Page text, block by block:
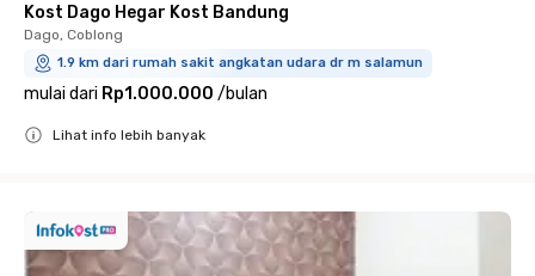
Kost Dago Hegar Kost Bandung
Dago, Coblong
1.9 km dari rumah sakit angkatan udara dr m salamun
mulai dari Rp1.000.000 /bulan
Lihat info lebih banyak